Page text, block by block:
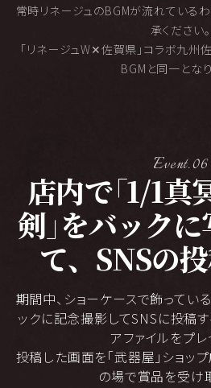
常時リネージュのBGMが流れている
承ください。
「リネージュW✕佐賀県」コラボ九
BGMと同一となり
Event.06
店内で「1/1真
剣 」をバックに
て、SNSの
期間中、ショーケースで飾ってい
ックに記念撮影してSNSに投稿す
アファイルをプレ
投稿した画面を「武器屋」ショッ
の場で賞品を受け